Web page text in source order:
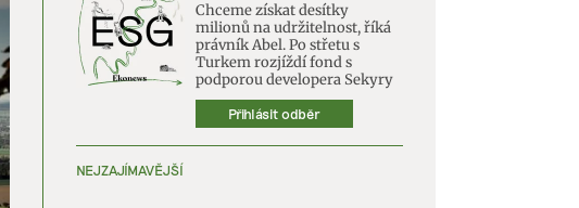
Chceme získat desítky
milionů na udržitelnost, říká
právník Abel. Po střetu s
Turkem rozjíždí fond s
podporou developera Sekyry
Přihlásit odběr
NEJZAJÍMAVĚJŠÍ